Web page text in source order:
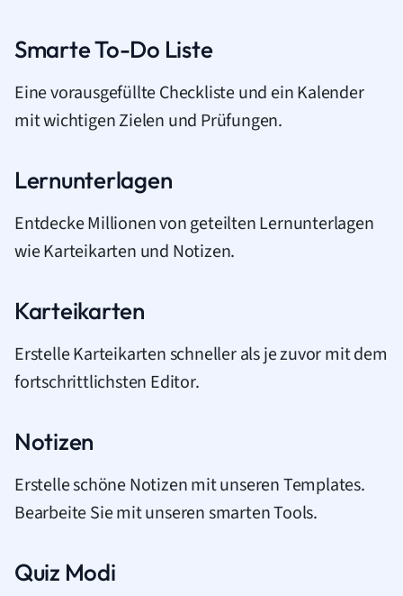
Smarte To-Do Liste
Eine vorausgefüllte Checkliste und ein Kalender
mit wichtigen Zielen und Prüfungen.
Lernunterlagen
Entdecke Millionen von geteilten Lernunterlagen
wie Karteikarten und Notizen.
Karteikarten
Erstelle Karteikarten schneller als je zuvor mit dem
fortschrittlichsten Editor.
Notizen
Erstelle schöne Notizen mit unseren Templates.
Bearbeite Sie mit unseren smarten Tools.
Quiz Modi